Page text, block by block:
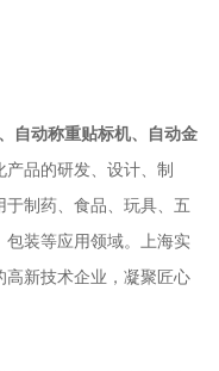
自动称重贴标机、自动金
产品的研发、设计、制
制药、食品、玩具、五
装等应用领域。上海实
新技术企业，凝聚匠心